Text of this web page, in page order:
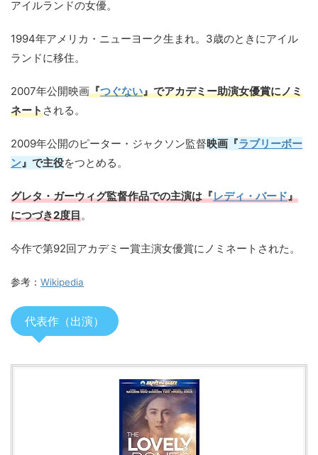
アイルランドの女優。
1994年アメリカ・ニューヨーク生まれ。3歳のときにアイル
ランドに移住。
2007年公開映画『つぐない』でアカデミー助演女優賞にノミ
ネートされる。
2009年公開のピーター・ジャクソン監督映画『ラブリーボー
ン 』で主役をつとめる。
グレタ・ガーウィグ監督作品での主演は『レディ・バード』
につづき2度目。
今作で第92回アカデミー賞主演女優賞にノミネートされた。
参考： Wikipedia
代表作（出演）